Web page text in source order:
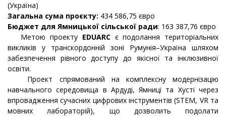
(Україна)
Загальна сума проєкту: 434 586,75 євро
Бюджет для Ямницької сільської ради: 163 387,76 євро
Метою проекту EDUARCє подолання територіальних
викликів у транскордонній зоні Румунія–Україна шляхом
забезпечення рівного доступу до якісної та інклюзивної
освіти.
Проект спрямований на комплексну модернізацію
навчального середовища в Ардуді, Ямниці та Хусті через
впровадження сучасних цифрових інструментів (STEM, VR та
мовних лабораторій), що дозволить подолати